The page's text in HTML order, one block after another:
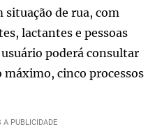
situação de rua, com
lactantes e pessoas
usuário poderá consultar
cinco processos